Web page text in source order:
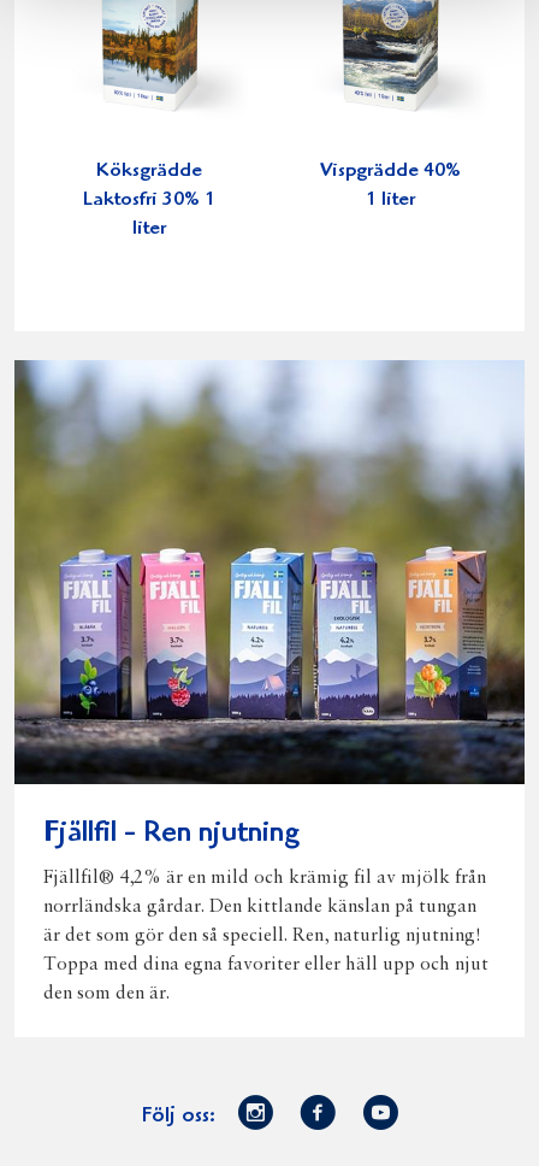
Köksgrädde
Laktosfri 30% 1
liter
Vispgrädde 40%
1 liter
Fjällfil - Ren njutning
Fjällfil® 4,2% är en mild och krämig fil av mjölk från
norrländska gårdar. Den kittlande känslan på tungan
är det som gör den så speciell. Ren, naturlig njutning!
Toppa med dina egna favoriter eller häll upp och njut
den som den är.
Följ oss:
Norrmejerier
Facebook
Youtube